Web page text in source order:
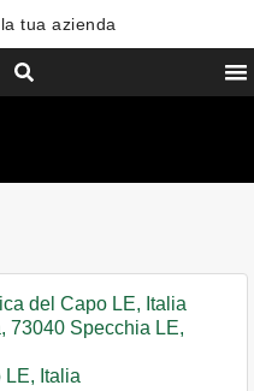
tua azienda
del Capo LE, Italia
73040 Specchia LE,
LE, Italia